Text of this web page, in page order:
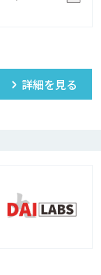
詳細を見る